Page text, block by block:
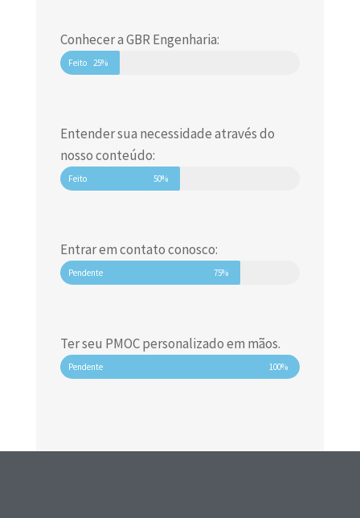
Conhecer a GBR Engenharia:
Feito 25%
Entender sua necessidade através do
nosso conteúdo:
Feito 50%
Entrar em contato conosco:
Pendente 75%
Ter seu PMOC personalizado em mãos.
Pendente 100%